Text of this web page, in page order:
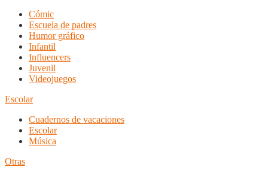
Cómic
Escuela de padres
Humor gráfico
Infantil
Influencers
Juvenil
Videojuegos
Escolar
Cuadernos de vacaciones
Escolar
Música
Otras